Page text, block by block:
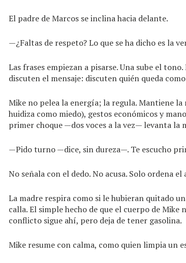
El padre de Marcos se inclina hacia delante.
—¿Faltas de respeto? Lo que se ha dicho es la
Las frases empiezan a pisarse. Una sube el
discuten el mensaje: discuten quién queda como
Mike no pelea la energía; la regula. Mantiene
huidiza como miedo), gestos económicos y
primer choque —dos voces a la vez— levanta la
—Pido turno —dice, sin dureza—. Te escucho
No señala con el dedo. No acusa. Solo ordena el
La madre respira como si le hubieran quitado
calla. El simple hecho de que el cuerpo de Mike
conflicto sigue ahí, pero deja de tener gasolina.
Mike resume con calma, como quien limpia un